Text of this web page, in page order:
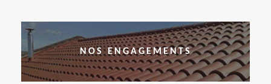
NOS ENGAGEMENTS